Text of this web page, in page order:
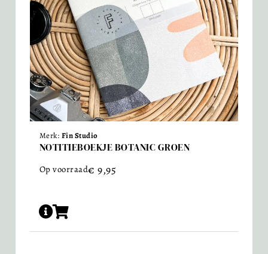
Merk: Fin Studio
NOTITIEBOEKJE BOTANIC GROEN
Op voorraad€ 9,95